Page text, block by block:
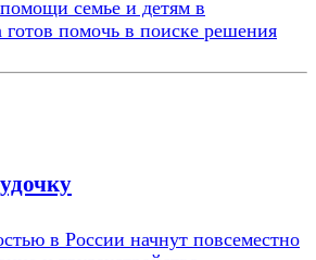
семье и детям в
готов помочь в поиске решения
в России начнут повсеместно